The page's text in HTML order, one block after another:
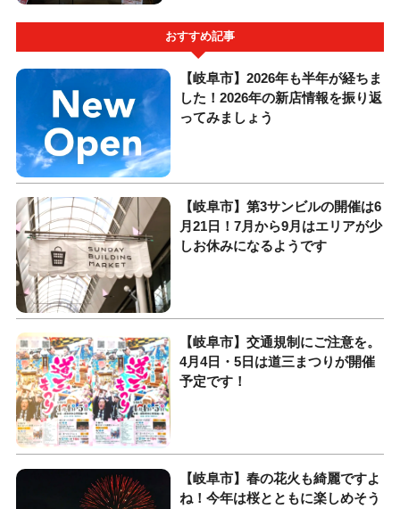
おすすめ記事
【岐阜市】2026年も半年が経ちま
した！2026年の新店情報を振り返
ってみましょう
【岐阜市】第3サンビルの開催は6
月21日！7月から9月はエリアが少
しお休みになるようです
【岐阜市】交通規制にご注意を。
4月4日・5日は道三まつりが開催
予定です！
【岐阜市】春の花火も綺麗ですよ
ね！今年は桜とともに楽しめそう